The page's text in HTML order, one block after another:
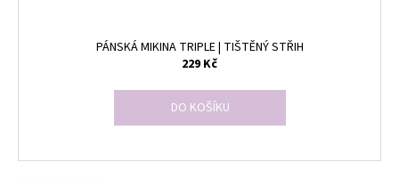
PÁNSKÁ MIKINA TRIPLE | TIŠTĚNÝ STŘIH
229 Kč
DO KOŠÍKU